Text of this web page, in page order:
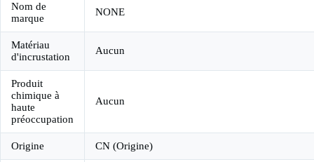
Nom de
marque
NONE
Matériau
d'incrustation
Aucun
Produit
chimique à
haute
préoccupation
Aucun
Origine CN (Origine)